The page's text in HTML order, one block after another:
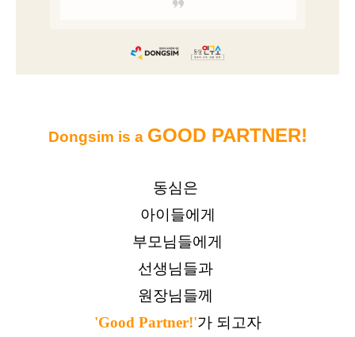
Dongsim is a GOOD PARTNER!
동심은
아이들에게
부모님들에게
선생님들과
원장님들께
'Good Partner!'가 되고자